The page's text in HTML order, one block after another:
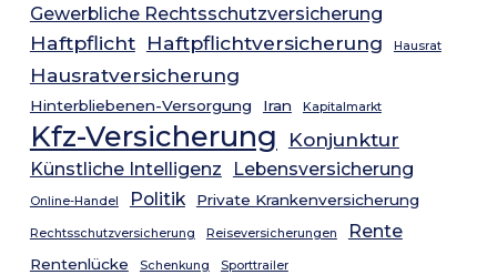
Gewerbliche Rechtsschutzversicherung
Haftpflicht Haftpflichtversicherung Hausrat
Hausratversicherung
Hinterbliebenen-Versorgung Iran Kapitalmarkt
Kfz-Versicherung Konjunktur
Künstliche Intelligenz Lebensversicherung
Online-Handel Politik Private Krankenversicherung
Rechtsschutzversicherung Reiseversicherungen Rente
Rentenlücke Schenkung Sporttrailer